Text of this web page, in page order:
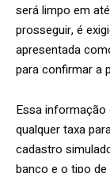
será limpo em
prosseguir, é
apresentada
para confirmar a
Essa
qualquer taxa
cadastro
banco e o tipo